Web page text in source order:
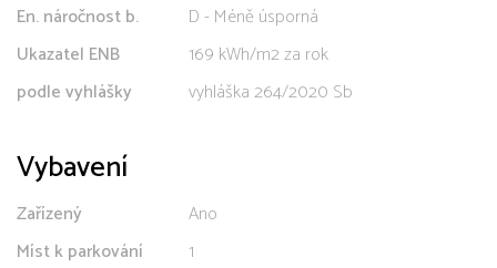
En. náročnost b.
D - Méně úsporná
Ukazatel ENB
169 kWh/m2 za rok
podle vyhlášky
vyhláška 264/2020 Sb
Vybavení
Zařízený
Ano
Míst k parkování
1